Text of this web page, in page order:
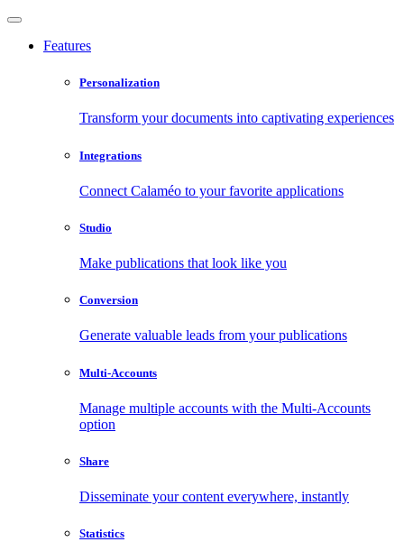
Features
Personalization
Transform your documents into captivating experiences
Integrations
Connect Calaméo to your favorite applications
Studio
Make publications that look like you
Conversion
Generate valuable leads from your publications
Multi-Accounts
Manage multiple accounts with the Multi-Accounts
option
Share
Disseminate your content everywhere, instantly
Statistics